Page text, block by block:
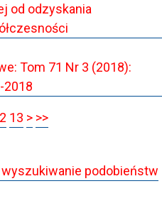
od odzyskania
Tom 71 Nr 3 (2018):
2018
13 > >>
podobieństw